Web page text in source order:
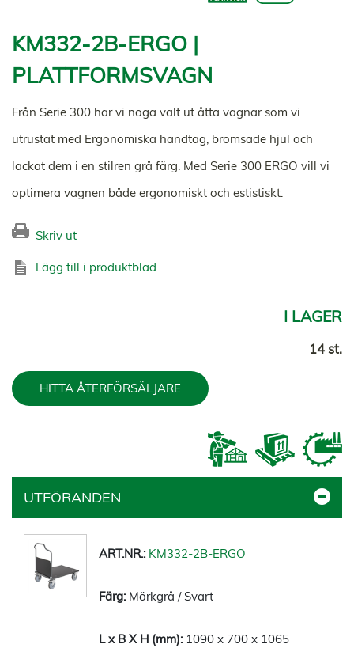
KM332-2B-ERGO |
PLATTFORMSVAGN
Från Serie 300 har vi noga valt ut åtta vagnar som vi
utrustat med Ergonomiska handtag, bromsade hjul och
lackat dem i en stilren grå färg. Med Serie 300 ERGO vill vi
optimera vagnen både ergonomiskt och estistiskt.
Skriv ut
Lägg till i produktblad
I LAGER
14 st.
HITTA ÅTERFÖRSÄLJARE
UTFÖRANDEN
KM332-2B-ERGO
Mörkgrå / Svart
1090 x 700 x 1065